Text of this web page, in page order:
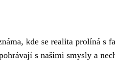
kde se realita prolíná s
s našimi smysly a